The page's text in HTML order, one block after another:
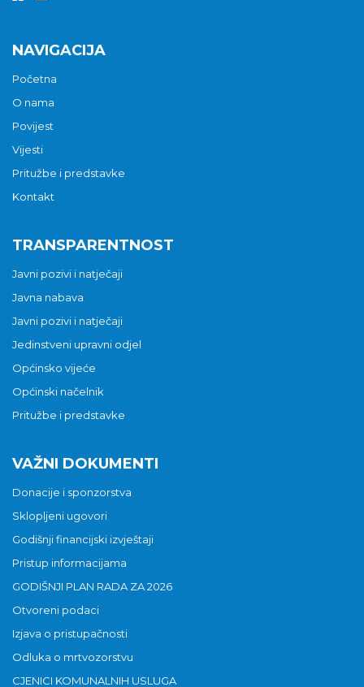
NAVIGACIJA
Početna
O nama
Povijest
Vijesti
Pritužbe i predstavke
Kontakt
TRANSPARENTNOST
Javni pozivi i natječaji
Javna nabava
Javni pozivi i natječaji
Jedinstveni upravni odjel
Općinsko vijeće
Općinski načelnik
Pritužbe i predstavke
VAŽNI DOKUMENTI
Donacije i sponzorstva
Sklopljeni ugovori
Godišnji financijski izvještaji
Pristup informacijama
GODIŠNJI PLAN RADA ZA 2026
Otvoreni podaci
Izjava o pristupačnosti
Odluka o mrtvozorstvu
CJENICI KOMUNALNIH USLUGA